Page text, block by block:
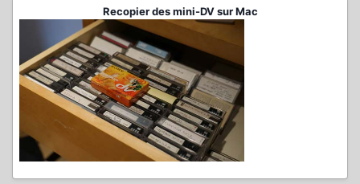
Recopier des mini-DV sur Mac